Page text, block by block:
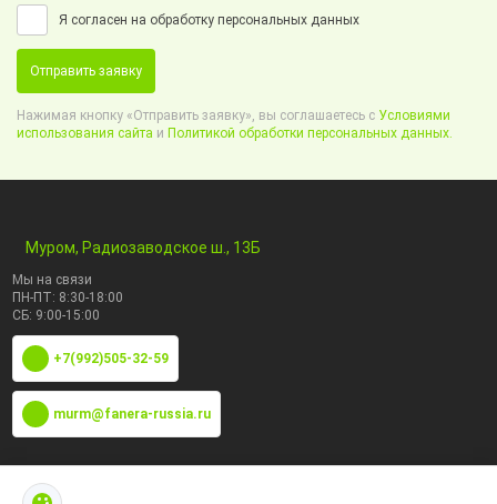
Я согласен на обработку персональных данных
Отправить заявку
Нажимая кнопку «Отправить заявку», вы соглашаетесь с Условиями
использования сайта и Политикой обработки персональных данных.
Муром, Радиозаводское ш., 13Б
Мы на связи
ПН-ПТ: 8:30-18:00
СБ: 9:00-15:00
+7(992)505-32-59
murm@fanera-russia.ru
По маркам